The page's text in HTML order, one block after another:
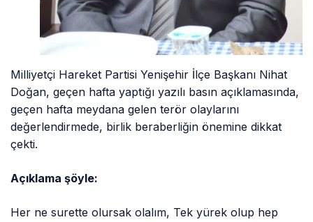
Milliyetçi Hareket Partisi Yenişehir İlçe Başkanı Nihat
Doğan, geçen hafta yaptığı yazılı basın açıklamasında,
geçen hafta meydana gelen terör olaylarını
değerlendirmede, birlik beraberliğin önemine dikkat
çekti.
Açıklama şöyle:
Her ne surette olursak olalım, Tek yürek olup hep